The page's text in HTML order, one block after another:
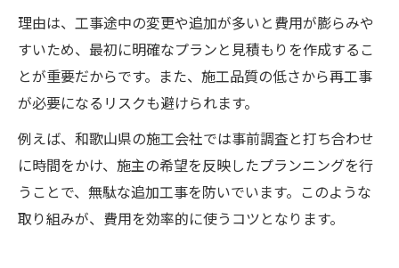
理由は、工事途中の変更や追加が多いと費用が膨らみや
すいため、最初に明確なプランと見積もりを作成するこ
とが重要だからです。また、施工品質の低さから再工事
が必要になるリスクも避けられます。
例えば、和歌山県の施工会社では事前調査と打ち合わせ
に時間をかけ、施主の希望を反映したプランニングを行
うことで、無駄な追加工事を防いでいます。このような
取り組みが、費用を効率的に使うコツとなります。